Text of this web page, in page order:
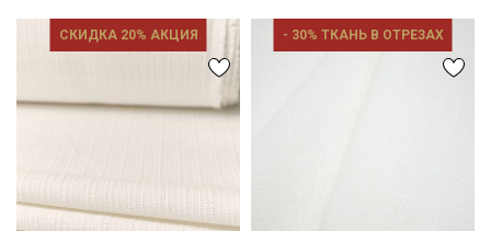
СКИДКА 20% АКЦИЯ - 30% ТКАНЬ В ОТРЕЗАХ